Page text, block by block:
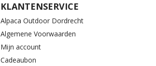
KLANTENSERVICE
Alpaca Outdoor Dordrecht
Algemene Voorwaarden
Mijn account
Cadeaubon